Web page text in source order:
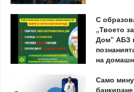
С
„Твоето
Дом“ АБЗ
на
Само